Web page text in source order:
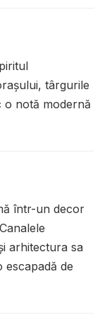
târgurile
o notă modernă
într-un decor
arhitectura sa
de